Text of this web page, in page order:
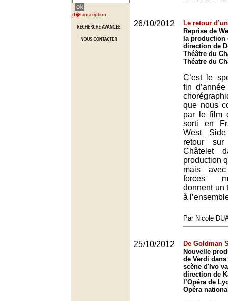
d�sinscription
26/10/2012
Le retour
Reprise de
la
direction de
Théâtre du
Théatre du
C’est le
fin
que nous
par le film
sorti en
West
retour
Châtelet
production
mais
forces
donnent un
à
Par Nicole
25/10/2012
De Goldman
Nouvelle
de Verdi
scène d'Ivo
direction de
l’Opéra de
Opéra